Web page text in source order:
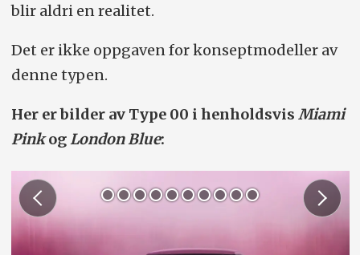
blir aldri en realitet.
Det er ikke oppgaven for konseptmodeller av
denne typen.
Her er bilder av Type 00 i henholdsvis Miami
PinkogLondon Blue: